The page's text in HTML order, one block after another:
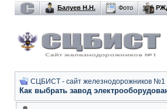
Балуев Н.Н. Фото
СЦБИСТ - сайт железнодорожников №1
Как выбрать завод